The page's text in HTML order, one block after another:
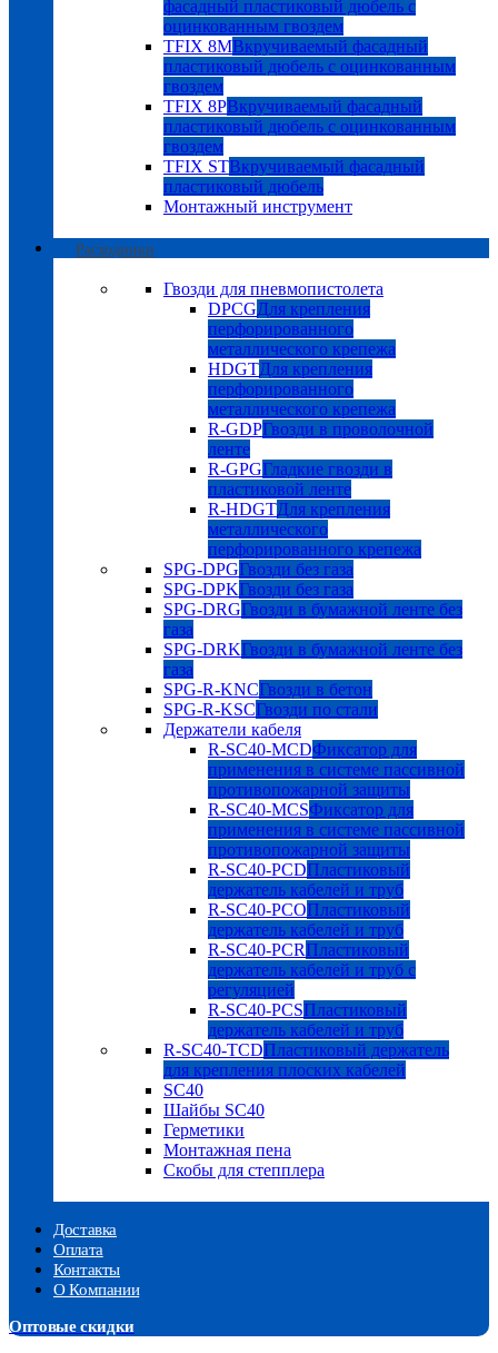
фасадный пластиковый дюбель с
оцинкованным гвоздем
TFIX 8MВкручиваемый фасадный
пластиковый дюбель с оцинкованным
гвоздем
TFIX 8PВкручиваемый фасадный
пластиковый дюбель с оцинкованным
гвоздем
TFIX STВкручиваемый фасадный
пластиковый дюбель
Монтажный инструмент
Расходники
Гвозди для пневмопистолета
DPCGДля крепления
перфорированного
металлического крепежа
HDGTДля крепления
перфорированного
металлического крепежа
R-GDPГвозди в проволочной
ленте
R-GPGГладкие гвозди в
пластиковой ленте
R-HDGTДля крепления
металлического
перфорированного крепежа
SPG-DPGГвозди без газа
SPG-DPKГвозди без газа
SPG-DRGГвозди в бумажной ленте без
газа
SPG-DRKГвозди в бумажной ленте без
газа
SPG-R-KNCГвозди в бетон
SPG-R-KSCГвозди по стали
Держатели кабеля
R-SC40-MCDФиксатор для
применения в системе пассивной
противопожарной защиты
R-SC40-MCSФиксатор для
применения в системе пассивной
противопожарной защиты
R-SC40-PCDПластиковый
держатель кабелей и труб
R-SC40-PCOПластиковый
держатель кабелей и труб
R-SC40-PCRПластиковый
держатель кабелей и труб с
регуляцией
R-SC40-PCSПластиковый
держатель кабелей и труб
R-SC40-TCDПластиковый держатель
для крепления плоских кабелей
SC40
Шайбы SC40
Герметики
Монтажная пена
Скобы для степплера
Доставка
Оплата
Контакты
О Компании
Оптовые скидки